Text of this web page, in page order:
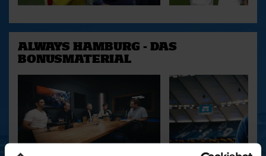
ALWAYS HAMBURG - DAS
BONUSMATERIAL